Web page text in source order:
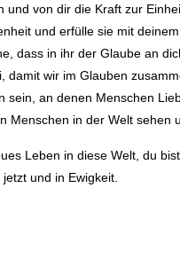
und von dir die Kraft zur
und erfülle sie mit deinem
dass in ihr der Glaube an
damit wir im Glauben
sein, an denen Menschen
Menschen in der Welt sehen
Leben in diese Welt, du
und in Ewigkeit.